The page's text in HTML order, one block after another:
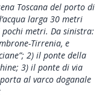
Toscana del porto di
larga 30 metri
metri. Da sinistra:
Tirrenia, e
2) il ponte della
3) il ponte di via
al varco doganale